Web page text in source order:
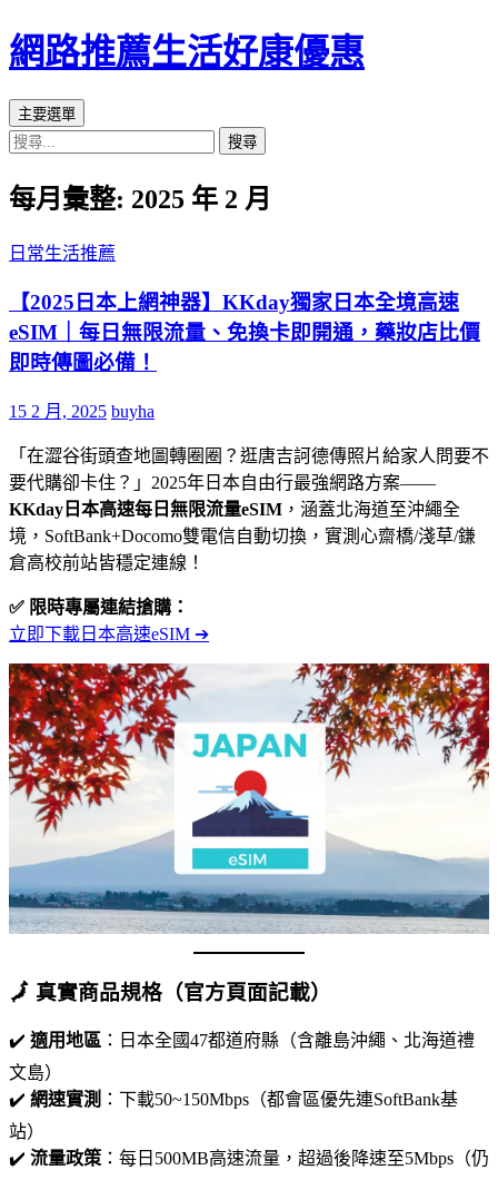
網路推薦生活好康優惠
搜
尋
主要選單
要
容
搜
關
字:
每月彙整: 2025 年 2 月
日常生活推薦
【2025日本上網神器】KKday獨家日本全境高速
eSIM｜每日無限流量、免換卡即開通，藥妝店比價
即時傳圖必備！
15 2 月, 2025 buyha
「在澀谷街頭查地圖轉圈圈？逛唐吉訶德傳照片給家人問要不
要代購卻卡住？」2025年日本自由行最強網路方案——
KKday日本高速每日無限流量eSIM ，涵蓋北海道至沖繩全
境，SoftBank+Docomo雙電信自動切換，實測心齋橋/淺草/鎌
倉高校前站皆穩定連線！
✅ 限時專屬連結搶購：
立即下載日本高速eSIM ➔
🗾 真實商品規格（官方頁面記載）
✔️ 適用地區 ：日本全國47都道府縣（含離島沖繩、北海道禮
文島）
✔️ 網速實測 ：下載50~150Mbps（都會區優先連SoftBank基
站）
✔️ 流量政策：每日500MB高速流量，超過後降速至5Mbps（仍